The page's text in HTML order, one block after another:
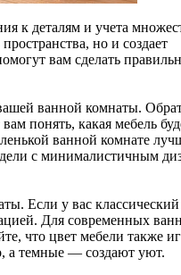
к деталям и учета
но и создает
вам сделать
ванной комнаты.
понять, какая мебель
ванной комнате
с минималистичным
Если у вас классический
Для современных
что цвет мебели также
а темные — создают уют.